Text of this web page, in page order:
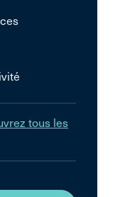
tous les